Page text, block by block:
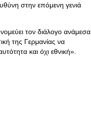
στην επόμενη γενιά
τον διάλογο ανάμεσα
της Γερμανίας να
και όχι εθνική».